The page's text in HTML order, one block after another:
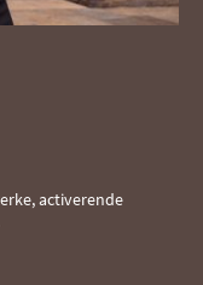
activerende